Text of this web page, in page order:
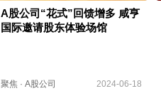
A股公司“花式”回馈增多 咸亨
国际邀请股东体验场馆
聚焦 · A股公司 2024-06-18